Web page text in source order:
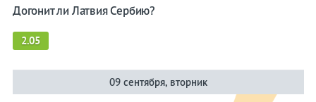
Догонит ли Латвия Сербию?
2.05
09 сентября, вторник